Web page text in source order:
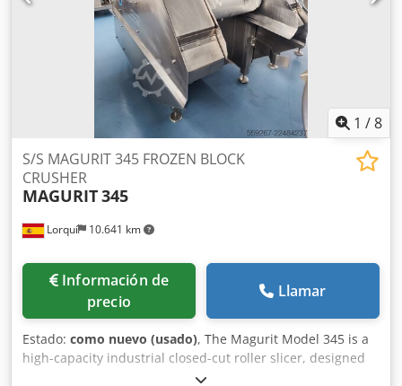
1 /8
Lorquí 10.641 km
S/S MAGURIT 345 FROZEN BLOCK
CRUSHER
MAGURIT345
Información de
precio
Llamar
Estado: como nuevo (usado), The Magurit Model 345 is a
high-capacity industrial closed-cut roller slicer, designed
specifically for processing blocks of frozen food (meat, fish,